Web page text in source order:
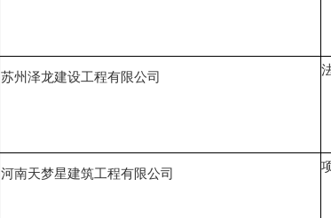
苏州泽龙建设工程有限公司
河南天梦星建筑工程有限公司